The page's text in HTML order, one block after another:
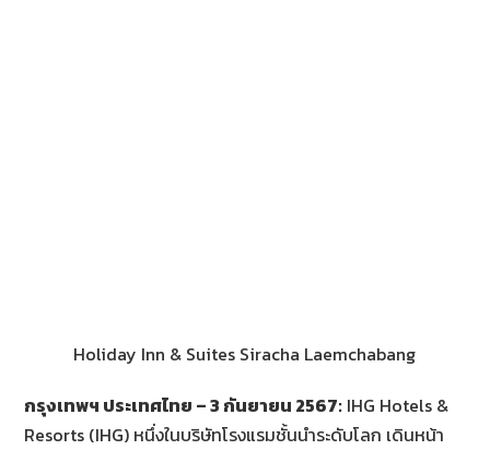
Holiday Inn & Suites Siracha Laemchabang
กรุงเทพฯ ประเทศไทย –3 กันยายน 2567: IHG Hotels &
Resorts (IHG) หนึ่งในบริษัทโรงแรมชั้นนำระดับโลก เดินหน้า